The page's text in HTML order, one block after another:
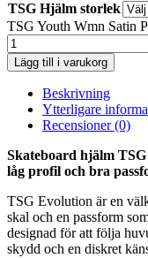
TSG Hjälm storlek
TSG Youth Wmn Satin
Lägg till i varukorg
Beskrivning
Ytterligare
Recensioner (0)
Skateboard hjälm
låg profil och bra
TSG Evolution är en
skal och en passform
designad för att följa
skydd och en diskret